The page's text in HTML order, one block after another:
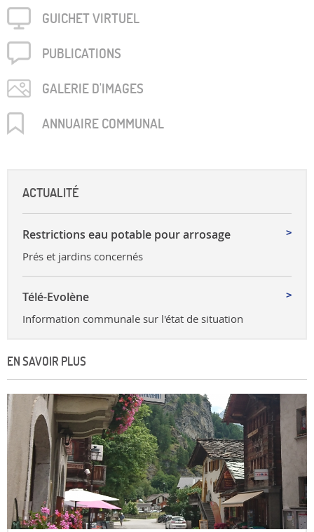
GUICHET VIRTUEL
PUBLICA­TIONS
GALERIE D'IMAGES
ANNUAIRE COMMUNAL
ACTUALITÉ
Restrictions eau potable pour arrosage
Prés et jardins concernés
Télé-Evolène
Information communale sur l'état de situation
EN SAVOIR PLUS